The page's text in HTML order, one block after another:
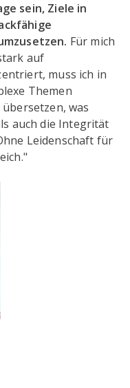
sein, Ziele in
Für mich
auf
muss ich in
Themen
was
auch die Integrität
Leidenschaft für